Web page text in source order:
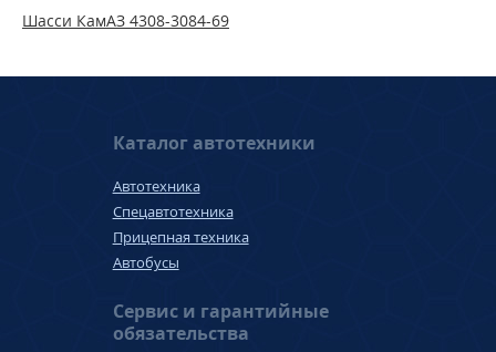
Шасси КамАЗ 4308-3084-69
Каталог автотехники
Автотехника
Спецавтотехника
Прицепная техника
Автобусы
Сервис и гарантийные
обязательства